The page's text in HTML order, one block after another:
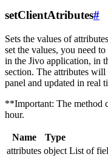
setClientAtributes#
Sets the values ​​of
set the values, you need
in the Jivo application, in
section. The attributes
panel and updated in real
**Important: The method
hour.
Name Type
attributes object List of